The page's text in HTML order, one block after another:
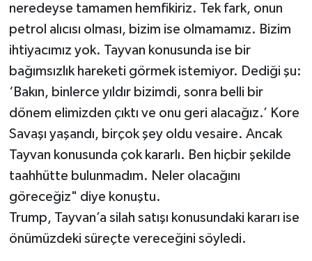
neredeyse tamamen hemfikiriz. Tek fark, onun
petrol alıcısı olması, bizim ise olmamamız. Bizim
ihtiyacımız yok. Tayvan konusunda ise bir
bağımsızlık hareketi görmek istemiyor. Dediği şu:
‘Bakın, binlerce yıldır bizimdi, sonra belli bir
dönem elimizden çıktı ve onu geri alacağız.’ Kore
Savaşı yaşandı, birçok şey oldu vesaire. Ancak
Tayvan konusunda çok kararlı. Ben hiçbir şekilde
taahhütte bulunmadım. Neler olacağını
göreceğiz" diye konuştu.
Trump, Tayvan’a silah satışı konusundaki kararı ise
önümüzdeki süreçte vereceğini söyledi.